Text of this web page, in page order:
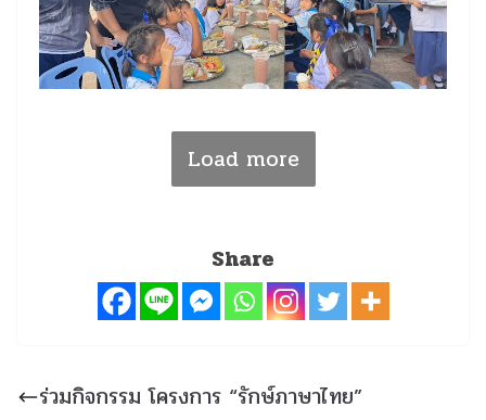
Load more
Share
ร่วมกิจกรรม โครงการ “รักษ์ภาษาไทย”